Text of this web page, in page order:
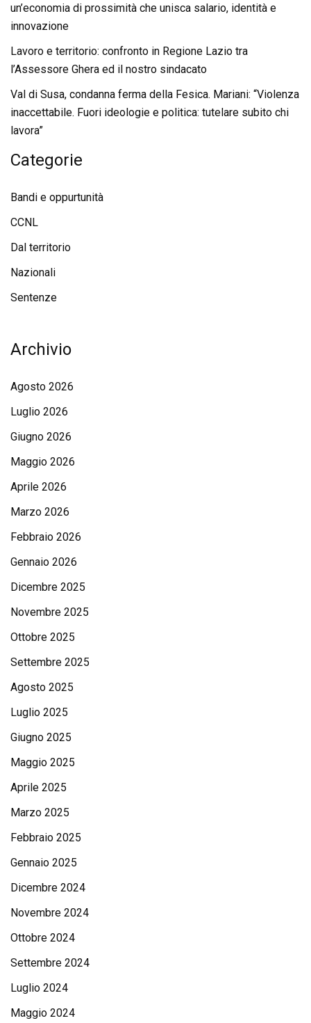
un’economia di prossimità che unisca salario, identità e
innovazione
Lavoro e territorio: confronto in Regione Lazio tra
l’Assessore Ghera ed il nostro sindacato
Val di Susa, condanna ferma della Fesica. Mariani: “Violenza
inaccettabile. Fuori ideologie e politica: tutelare subito chi
lavora”
Categorie
Bandi e oppurtunità
CCNL
Dal territorio
Nazionali
Sentenze
Archivio
Agosto 2026
Luglio 2026
Giugno 2026
Maggio 2026
Aprile 2026
Marzo 2026
Febbraio 2026
Gennaio 2026
Dicembre 2025
Novembre 2025
Ottobre 2025
Settembre 2025
Agosto 2025
Luglio 2025
Giugno 2025
Maggio 2025
Aprile 2025
Marzo 2025
Febbraio 2025
Gennaio 2025
Dicembre 2024
Novembre 2024
Ottobre 2024
Settembre 2024
Luglio 2024
Maggio 2024